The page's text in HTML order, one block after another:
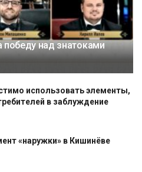
над знатоками
использовать элементы,
в заблуждение
«наружки» в Кишинёве